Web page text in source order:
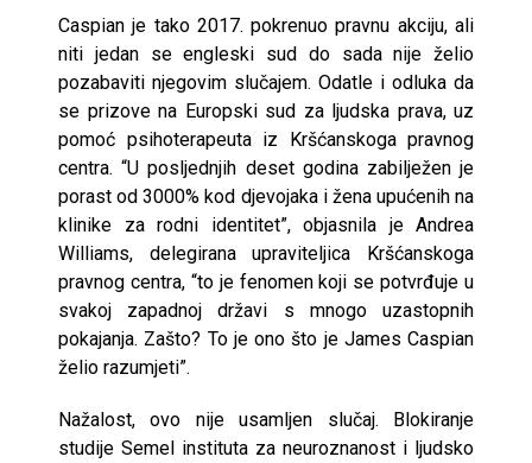
Caspian je tako 2017. pokrenuo pravnu akciju, ali
niti jedan se engleski sud do sada nije želio
pozabaviti njegovim slučajem. Odatle i odluka da
se prizove na Europski sud za ljudska prava, uz
pomoć psihoterapeuta iz Kršćanskoga pravnog
centra. “U posljednjih deset godina zabilježen je
porast od 3000% kod djevojaka i žena upućenih na
klinike za rodni identitet”, objasnila je Andrea
Williams, delegirana upraviteljica Kršćanskoga
pravnog centra, “to je fenomen koji se potvrđuje u
svakoj zapadnoj državi s mnogo uzastopnih
pokajanja. Zašto? To je ono što je James Caspian
želio razumjeti”.
Nažalost, ovo nije usamljen slučaj. Blokiranje
studije Semel instituta za neuroznanost i ljudsko